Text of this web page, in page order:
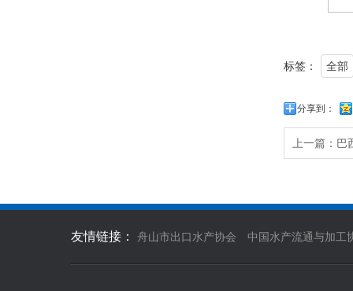
标签： 全部
分享到：
上一篇： 巴
友情链接： 舟山市出口水产协会 中国水产流通与加工